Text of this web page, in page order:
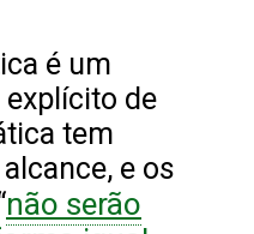
é um
de
tem
e os
não serão